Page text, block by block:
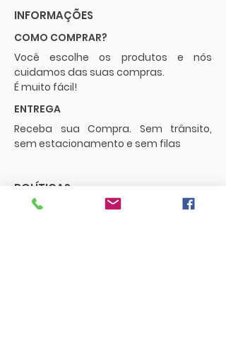
INFORMAÇÕES
COMO COMPRAR?
Você escolhe os produtos e nós
cuidamos das suas compras.
É muito fácil!
ENTREGA
Receba sua Compra. Sem trânsito,
sem estacionamento e sem filas
POLÍTICAS
Envios e Frete